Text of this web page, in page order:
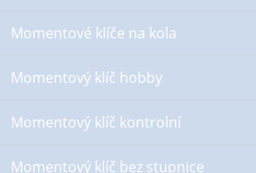
Momentové klíče na kola
Momentový klíč hobby
Momentový klíč kontrolní
Momentový klíč bez stupnice